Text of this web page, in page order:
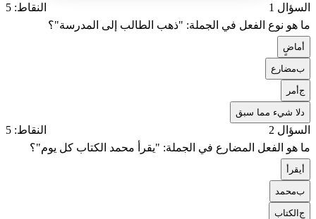
السؤال 1
النقاط: 5
ما هو نوع الفعل في الجملة: "ذهب الطالب إلى المدرسة"؟
ماضٍ
بمضارع
جأمر
لا شيء مما سبق
السؤال 2
النقاط: 5
ما هو الفعل المضارع في الجملة: "يقرأ محمد الكتاب كل يوم"؟
يقرأ
بمحمد
جالكتاب